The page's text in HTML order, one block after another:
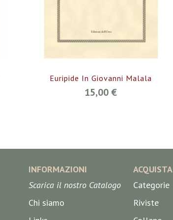
Euripide In Giovanni Malala
15,00 €
INFORMAZIONI
Scarica il nostro Catalogo
Chi siamo
ACQUISTA
Categorie
Riviste